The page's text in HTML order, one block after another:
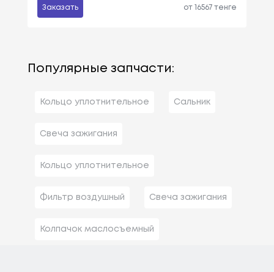
Заказать от 16567 тенге
Популярные запчасти:
Кольцо уплотнительное Сальник
Свеча зажигания
Кольцо уплотнительное
Фильтр воздушный Свеча зажигания
Колпачок маслосъемный